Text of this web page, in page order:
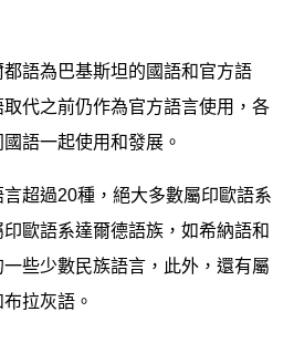
語為巴基斯坦的國語和官方語
代之前仍作為官方語言使用，各
語一起使用和發展。
超過20種，絕大多數屬印歐語系
歐語系達爾德語族，如希納語和
些少數民族語言，此外，還有屬
拉灰語。